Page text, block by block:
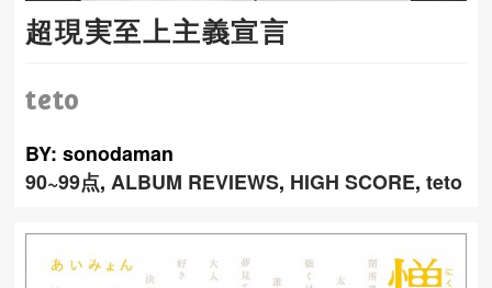
超現実至上主義宣言
teto
BY: sonodaman
90~99点,ALBUM REVIEWS, HIGH SCORE,teto